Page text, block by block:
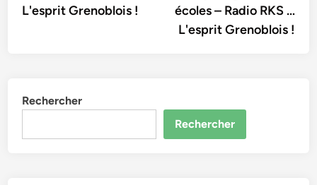
L'esprit Grenoblois !
écoles – Radio RKS …
L'esprit Grenoblois !
Rechercher
Rechercher